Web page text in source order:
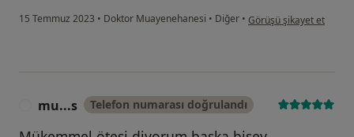
15 Temmuz 2023 • Doktor Muayenehanesi • Diğer • kullanıcının görüşüne
Görüşü şikayet et
mu...s Telefon numarası doğrulandı